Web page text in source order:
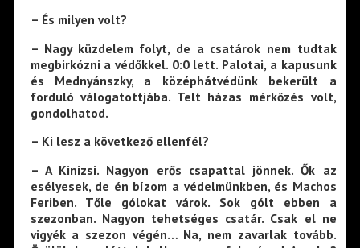
– És milyen volt?
– Nagy küzdelem folyt, de a csatárok nem tudtak
megbirkózni a védőkkel. 0:0 lett. Palotai, a kapusunk
és Mednyánszky, a középhátvédünk bekerült a
forduló válogatottjába. Telt házas mérkőzés volt,
gondolhatod.
– Ki lesz a következő ellenfél?
– A Kinizsi. Nagyon erős csapattal jönnek. Ők az
esélyesek, de én bízom a védelmünkben, és Machos
Feriben. Tőle gólokat várok. Sok gólt ebben a
szezonban. Nagyon tehetséges csatár. Csak el ne
vigyék a szezon végén… Na, nem zavarlak tovább.